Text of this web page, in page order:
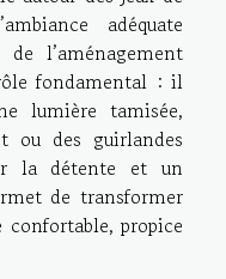
adéquate
l’aménagement
rôle fondamental : il
lumière tamisée,
ou des guirlandes
la détente et un
de transformer
propice